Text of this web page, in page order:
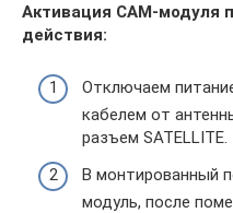
Активация САМ-модуля
действия:
Отключаем
кабелем от
разъем SATELLITE.
В монтированный
модуль, после